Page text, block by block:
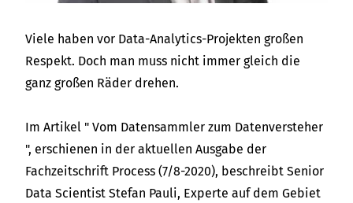
Viele haben vor Data-Analytics-Projekten großen
Respekt. Doch man muss nicht immer gleich die
ganz großen Räder drehen.
Im Artikel " Vom Datensammler zum Datenversteher
", erschienen in der aktuellen Ausgabe der
Fachzeitschrift Process (7/8-2020), beschreibt Senior
Data Scientist Stefan Pauli, Experte auf dem Gebiet